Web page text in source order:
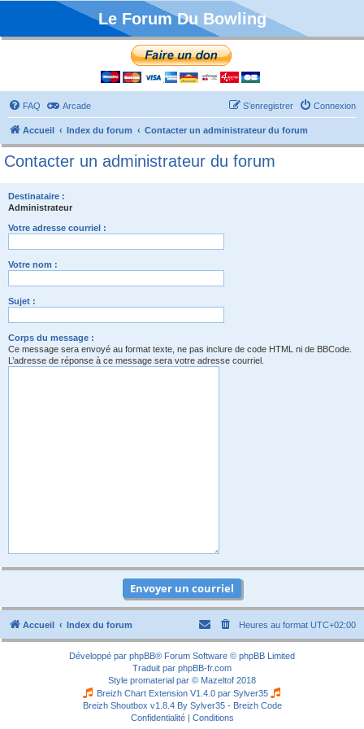
Le Forum Du Bowling
FAQ Arcade Connexion
S’enregistrer
Accueil Index du forum Contacter un administrateur du forum
Contacter un administrateur du forum
Destinataire :
Administrateur
Votre adresse courriel :
Votre nom :
Sujet :
Corps du message :
Ce message sera envoyé au format texte, ne pas inclure de code HTML ni de BBCode.
L’adresse de réponse à ce message sera votre adresse courriel.
Accueil Index du forum Heures au format UTC+02:00
Développé par phpBB® Forum Software © phpBB Limited
Traduit par phpBB-fr.com
Style promaterial par © Mazeltof 2018
Breizh Chart Extension V1.4.0 par Sylver35
Breizh Shoutbox v1.8.4 By Sylver35 - Breizh Code
Confidentialité| Conditions